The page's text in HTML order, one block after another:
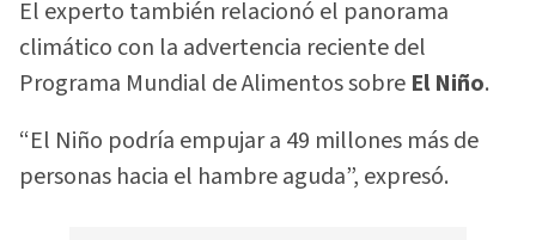
El experto también relacionó el panorama
climático con la advertencia reciente del
Programa Mundial de Alimentos sobre El Niño.
“El Niño podría empujar a 49 millones más de
personas hacia el hambre aguda”, expresó.